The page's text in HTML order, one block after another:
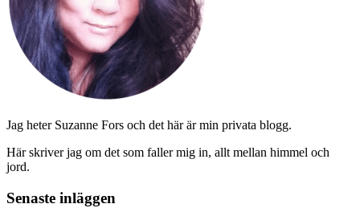
Jag heter Suzanne Fors och det här är min privata blogg.
Här skriver jag om det som faller mig in, allt mellan himmel och
jord.
Senaste inläggen